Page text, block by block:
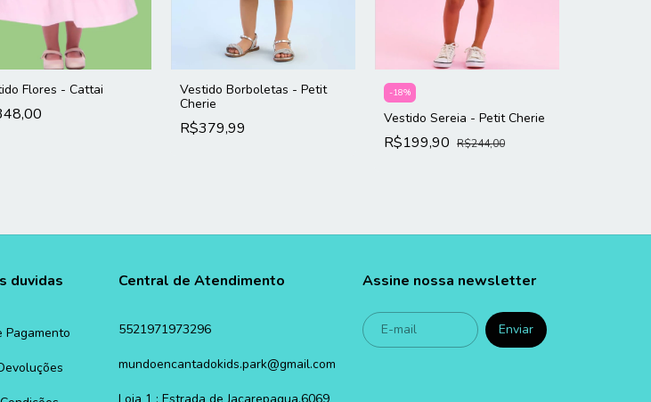
Flores - Cattai
Vestido Borboletas - Petit
Cherie
R$379,99
-18%
Vestido Sereia - Petit Cherie
R$199,90 R$244,00
duvidas
Pagamento
Central de Atendimento
5521971973296
mundoencantadokids.park@gmail.com
Assine nossa newsletter